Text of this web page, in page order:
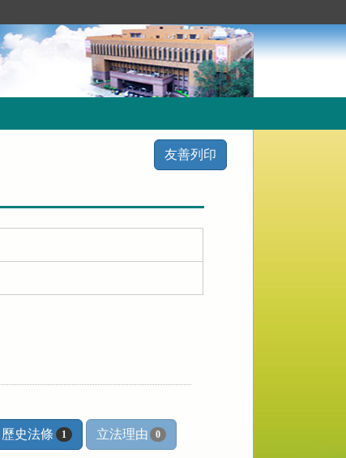
友善列印
歷史法條 1 立法理由 0